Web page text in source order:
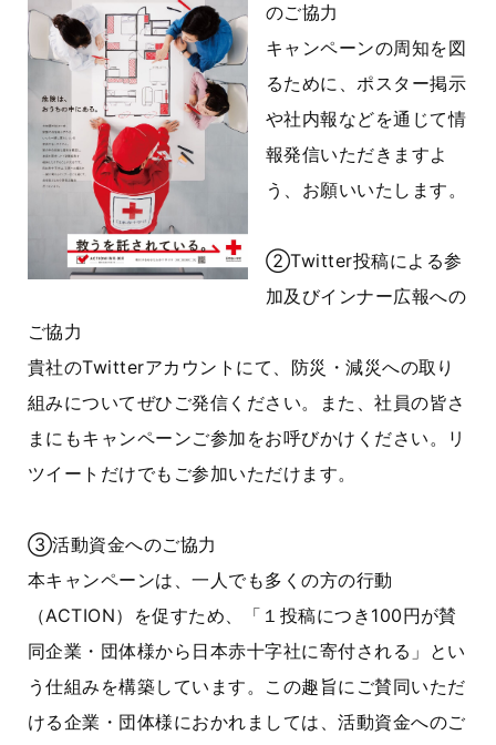
のご協力
キャンペーンの周知を図
るために、ポスター掲示
や社内報などを通じて情
報発信いただきますよ
う、お願いいたします。
②Twitter投稿による参
加及びインナー広報への
ご協力
貴社のTwitterアカウントにて、防災・減災への取り
組みについてぜひご発信ください。また、社員の皆さ
まにもキャンペーンご参加をお呼びかけください。リ
ツイートだけでもご参加いただけます。
③活動資金へのご協力
本キャンペーンは、一人でも多くの方の行動
（ACTION）を促すため、「１投稿につき100円が賛
同企業・団体様から日本赤十字社に寄付される」とい
う仕組みを構築しています。この趣旨にご賛同いただ
ける企業・団体様におかれましては、活動資金へのご